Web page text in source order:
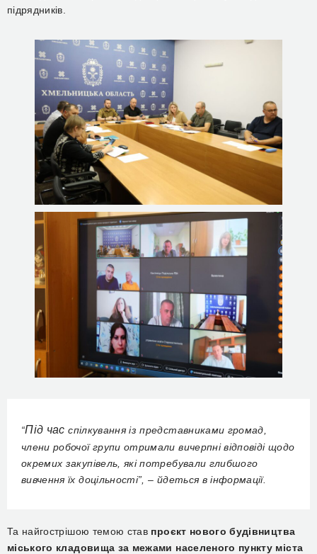
підрядників.
“Під часспілкування із представниками громад,
члени робочої групи отримали вичерпні відповіді щодо
окремих закупівель, які потребували глибшого
вивчення їх доцільності”, – йдеться в інформації.
Та найгострішою темою став проєкт нового будівництва
міського кладовища за межами населеного пункту міста